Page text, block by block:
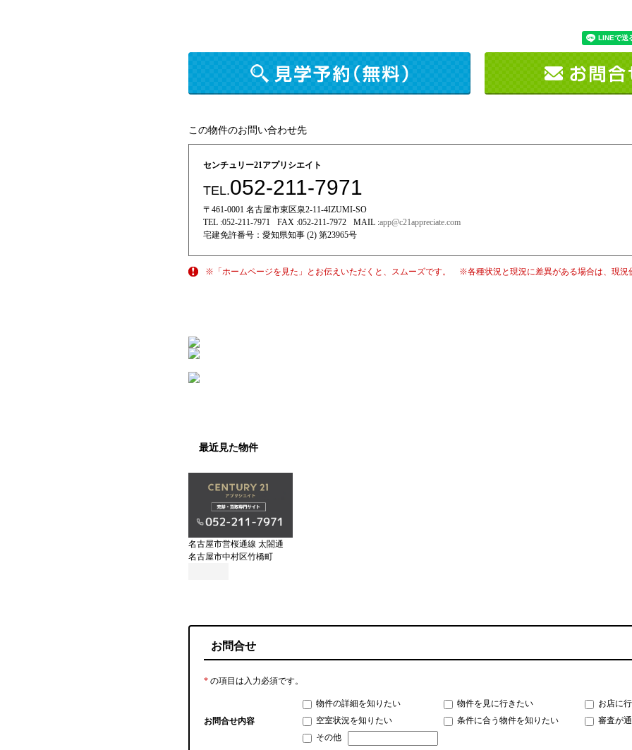
この物件のお問い合わせ先
センチュリー21アプリシエイト
TEL.052-211-7971
〒461-0001 名古屋市東区泉2-11-4IZUMI-SO
TEL :052-211-7971 FAX :052-211-7972 MAIL :app@c21appreciate.com
宅建免許番号： 愛知県知事 (2) 第23965号
※「ホームページを見た」とお伝えいただくと、スムーズです。 ※各種状況と現況に差異がある場合は、現況
最近見た物件
名古屋市営桜通線 太閤通
名古屋市中村区竹橋町
お問合せ
* の項目は入力必須です。
お問合せ内容
物件の詳細を知りたい 物件を見に行きたい
お店に
空室状況を知りたい
条件に合う物件を知りたい
審査が
その他